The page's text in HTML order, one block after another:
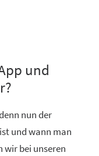
und
nun der
und wann man
wir bei unseren